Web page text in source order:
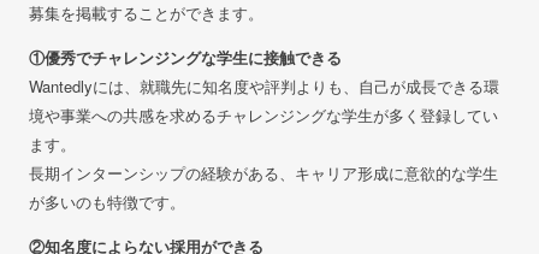
募集を掲載することができます。
①優秀でチャレンジングな学生に接触できる
Wantedlyには、就職先に知名度や評判よりも、自己が成長できる環
境や事業への共感を求めるチャレンジングな学生が多く登録してい
ます。
長期インターンシップの経験がある、キャリア形成に意欲的な学生
が多いのも特徴です。
②知名度によらない採用ができる